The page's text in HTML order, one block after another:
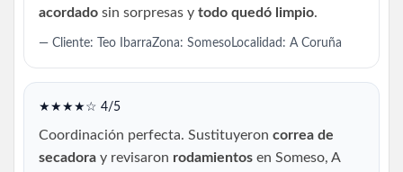
acordado sin sorpresas y todo quedó limpio.
— Cliente: Teo IbarraZona: SomesoLocalidad: A Coruña
★★★★☆ 4/5
Coordinación perfecta. Sustituyeron correa de
secadora y revisaron rodamientos en Someso, A